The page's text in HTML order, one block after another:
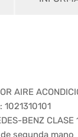
AIRE
: 1021310101
BENZ
segunda mano